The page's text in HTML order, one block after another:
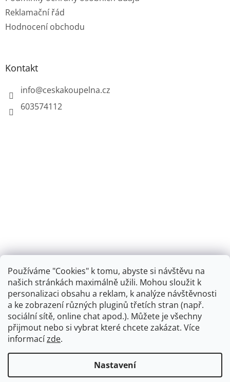
Používáme "Cookies" k tomu, abyste si návštěvu na
našich stránkách maximálně užili. Mohou sloužit k
personalizaci obsahu a reklam, k analýze návštěvnosti
a ke zobrazení různých pluginů třetích stran (např.
sociální sítě, online chat apod.). Můžete je všechny
přijmout nebo si vybrat které chcete zakázat. Více
informacízde.
Nastavení
Reklamační řád
Hodnocení obchodu
Kontakt
info@ceskakoupelna.cz
603574112
Retro koupelna
Vytvořil Shoptet + plnenieshopu.cz